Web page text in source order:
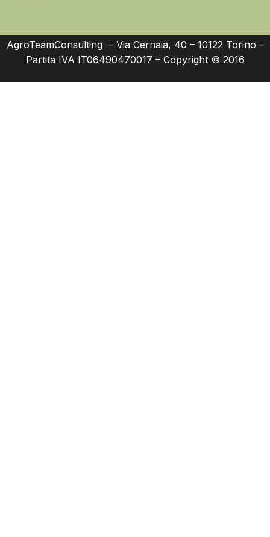
AgroTeamConsulting – Via Cernaia, 40 – 10122 Torino –
Partita IVA IT06490470017 – Copyright © 2016